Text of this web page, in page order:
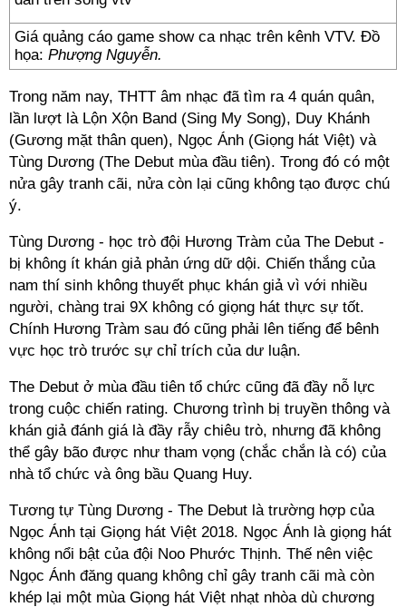
Giá quảng cáo game show ca nhạc trên kênh VTV. Đồ
họa: Phượng Nguyễn.
Trong năm nay, THTT âm nhạc đã tìm ra 4 quán quân,
lần lượt là Lộn Xộn Band (Sing My Song), Duy Khánh
(Gương mặt thân quen), Ngọc Ánh (Giọng hát Việt) và
Tùng Dương (The Debut mùa đầu tiên). Trong đó có một
nửa gây tranh cãi, nửa còn lại cũng không tạo được chú
ý.
Tùng Dương - học trò đội Hương Tràm của The Debut -
bị không ít khán giả phản ứng dữ dội. Chiến thắng của
nam thí sinh không thuyết phục khán giả vì với nhiều
người, chàng trai 9X không có giọng hát thực sự tốt.
Chính Hương Tràm sau đó cũng phải lên tiếng để bênh
vực học trò trước sự chỉ trích của dư luận.
The Debut ở mùa đầu tiên tổ chức cũng đã đầy nỗ lực
trong cuộc chiến rating. Chương trình bị truyền thông và
khán giả đánh giá là đầy rẫy chiêu trò, nhưng đã không
thể gây bão được như tham vọng (chắc chắn là có) của
nhà tổ chức và ông bầu Quang Huy.
Tương tự Tùng Dương - The Debut là trường hợp của
Ngọc Ánh tại Giọng hát Việt 2018. Ngọc Ánh là giọng hát
không nổi bật của đội Noo Phước Thịnh. Thế nên việc
Ngọc Ánh đăng quang không chỉ gây tranh cãi mà còn
khép lại một mùa Giọng hát Việt nhạt nhòa dù chương